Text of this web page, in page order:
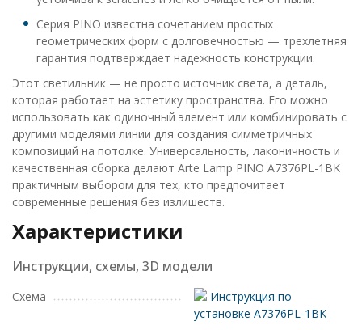
Серия PINO известна сочетанием простых
геометрических форм с долговечностью — трехлетняя
гарантия подтверждает надежность конструкции.
Этот светильник — не просто источник света, а деталь,
которая работает на эстетику пространства. Его можно
использовать как одиночный элемент или комбинировать с
другими моделями линии для создания симметричных
композиций на потолке. Универсальность, лаконичность и
качественная сборка делают Arte Lamp PINO A7376PL-1BK
практичным выбором для тех, кто предпочитает
современные решения без излишеств.
Характеристики
Инструкции, схемы, 3D модели
Схема
Инструкция по
установке A7376PL-1BK